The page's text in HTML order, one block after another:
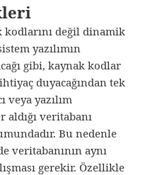
değil dinamik
yazılımın
gibi, kaynak kodlar
duyacağından tek
veya yazılım
aldığı veritabanı
Bu nedenle
veritabanının aynı
gerekir. Özellikle